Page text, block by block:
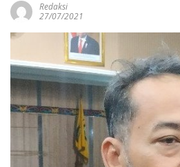
Redaksi
27/07/2021